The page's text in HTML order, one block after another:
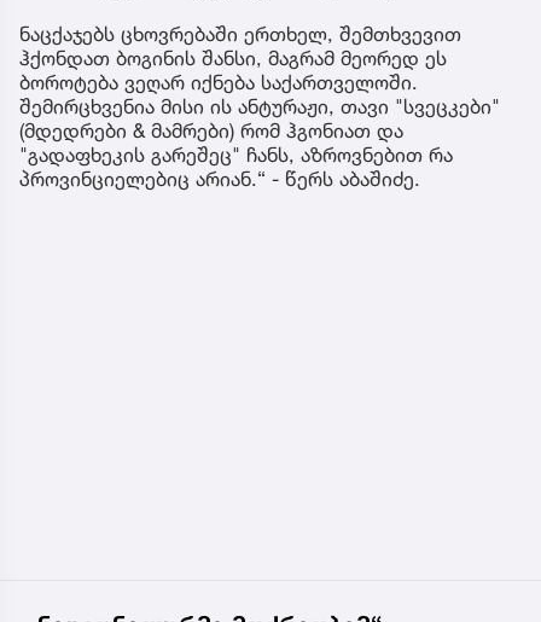
ნაცქაჯებს ცხოვრებაში ერთხელ, შემთხვევით
ჰქონდათ ბოგინის შანსი, მაგრამ მეორედ ეს
ბოროტება ვეღარ იქნება საქართველოში.
შემირცხვენია მისი ის ანტურაჟი, თავი "სვეცკები"
(მდედრები & მამრები) რომ ჰგონიათ და
"გადაფხეკის გარეშეც" ჩანს, აზროვნებით რა
პროვინციელებიც არიან.“ - წერს აბაშიძე.